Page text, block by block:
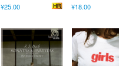
¥25.00
¥18.00